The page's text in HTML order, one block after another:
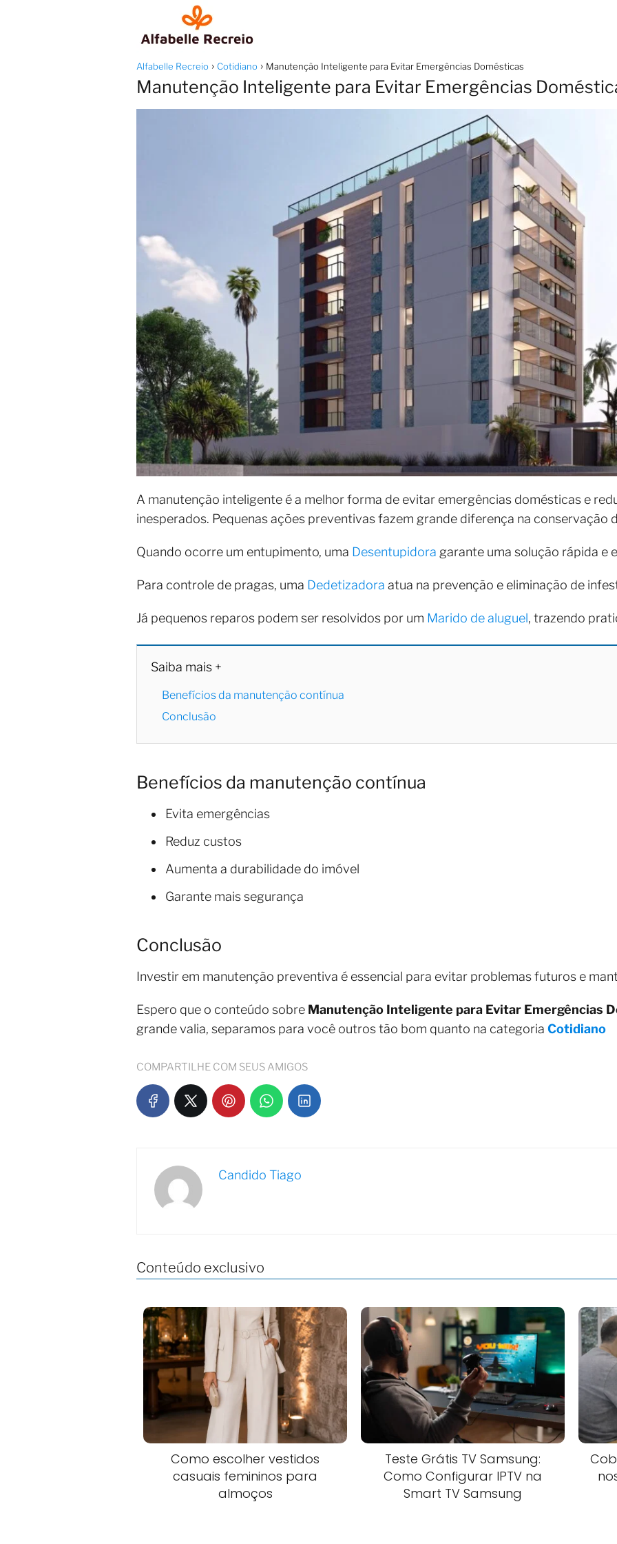
Alfabelle Recreio Cotidiano Manutenção Inteligente para Evitar Emergências Domésticas
Manutenção Inteligente para Evitar Emergências
A manutenção inteligente é a melhor forma de evitar emergências domésticas e
inesperados. Pequenas ações preventivas fazem grande diferença na conservação
Quando ocorre um entupimento, uma Desentupidora garante uma solução rápida e
Para controle de pragas, uma Dedetizadora atua na prevenção e eliminação de
Já pequenos reparos podem ser resolvidos por um Marido de aluguel, trazendo
Saiba mais +
Benefícios da manutenção contínua
Conclusão
Benefícios da manutenção contínua
Evita emergências
Reduz custos
Aumenta a durabilidade do imóvel
Garante mais segurança
Conclusão
Investir em manutenção preventiva é essencial para evitar problemas futuros e
Espero que o conteúdo sobre Manutenção Inteligente para Evitar Emergências
grande valia, separamos para você outros tão bom quanto na categoria Cotidiano
COMPARTILHE COM SEUS AMIGOS
Candido Tiago
Conteúdo exclusivo
Como escolher vestidos
casuais femininos para
almoços
Teste Grátis TV Samsung:
Como Configurar IPTV na
Smart TV Samsung